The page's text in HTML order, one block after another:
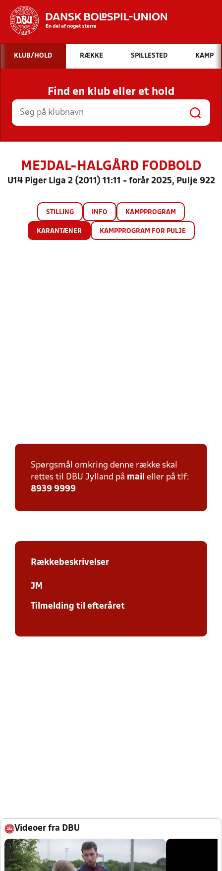
Hvad vil du søge efter?
INDHOLD OG NYHEDER
STILLINGER, RESULTATER, KLUBBER OG
HOLD
KLUB/HOLD RÆKKE SPILLESTED KAMP
Find en klub eller et hold
MEJDAL-HALGÅRD FODBOLD
U14 Piger Liga 2 (2011) 11:11 - forår 2025, Pulje 922
STILLING INFO KAMPPROGRAM
KARANTÆNER KAMPPROGRAM FOR PULJE
Spørgsmål omkring denne række skal
rettes til DBU Jylland på mail eller på tlf:
8939 9999
Rækkebeskrivelser
JM
Tilmelding til efteråret
Videoer fra DBU